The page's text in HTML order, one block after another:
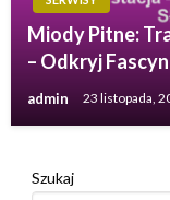
Miody Pitne:
– Odkryj
admin 23 listopada,
Szukaj